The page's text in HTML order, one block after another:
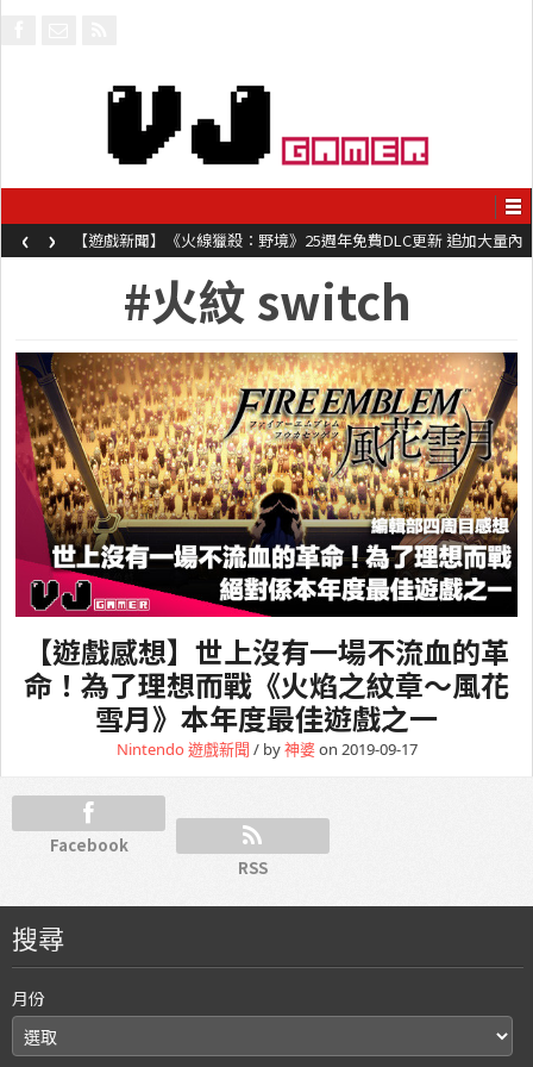
【遊戲新聞】《火線獵殺：野境》25週年免費DLC更新 追加大量內
容同時系舊作限時超平價折扣
‹ ›
#火紋 switch
【遊戲感想】世上沒有一場不流血的革
命！為了理想而戰《火焰之紋章～風花
雪月》本年度最佳遊戲之一
Nintendo遊戲新聞 / by神婆on 2019-09-17
Facebook
RSS
搜尋
月份